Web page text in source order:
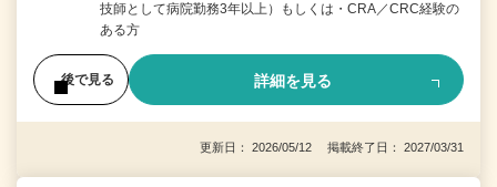
技師として病院勤務3年以上）もしくは・CRA／CRC経験の
ある方
後で見る 詳細を見る
更新日： 2026/05/12 掲載終了日： 2027/03/31